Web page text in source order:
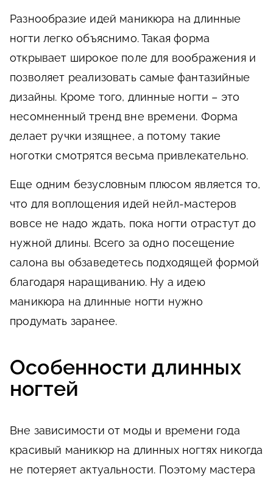
Разнообразие идей маникюра на длинные
ногти легко объяснимо. Такая форма
открывает широкое поле для воображения и
позволяет реализовать самые фантазийные
дизайны. Кроме того, длинные ногти – это
несомненный тренд вне времени. Форма
делает ручки изящнее, а потому такие
ноготки смотрятся весьма привлекательно.
Еще одним безусловным плюсом является то,
что для воплощения идей нейл-мастеров
вовсе не надо ждать, пока ногти отрастут до
нужной длины. Всего за одно посещение
салона вы обзаведетесь подходящей формой
благодаря наращиванию. Ну а идею
маникюра на длинные ногти нужно
продумать заранее.
Особенности длинных
ногтей
Вне зависимости от моды и времени года
красивый маникюр на длинных ногтях никогда
не потеряет актуальности. Поэтому мастера